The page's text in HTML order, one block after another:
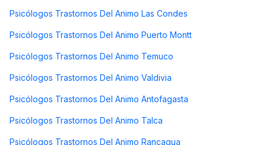
Psicólogos Trastornos Del Animo Las Condes
Psicólogos Trastornos Del Animo Puerto Montt
Psicólogos Trastornos Del Animo Temuco
Psicólogos Trastornos Del Animo Valdivia
Psicólogos Trastornos Del Animo Antofagasta
Psicólogos Trastornos Del Animo Talca
Psicólogos Trastornos Del Animo Rancagua